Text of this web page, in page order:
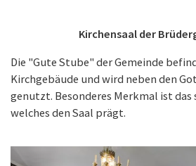
Kirchensaal der
Die "Gute Stube" der Gemeinde
Kirchgebäude und wird neben den
genutzt. Besonderes Merkmal ist das
welches den Saal prägt.